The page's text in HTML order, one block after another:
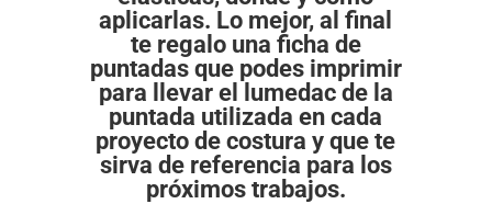
aplicarlas. Lo mejor, al final
te regalo una ficha de
puntadas que podes imprimir
para llevar el lumedac de la
puntada utilizada en cada
proyecto de costuray que te
sirva de referencia para los
próximos trabajos.